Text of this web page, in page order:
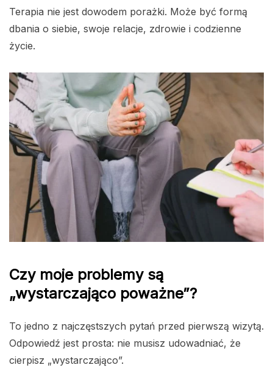
Terapia nie jest dowodem porażki. Może być formą
dbania o siebie, swoje relacje, zdrowie i codzienne
życie.
Czy moje problemy są
„wystarczająco poważne”?
To jedno z najczęstszych pytań przed pierwszą wizytą.
Odpowiedź jest prosta: nie musisz udowadniać, że
cierpisz „wystarczająco”.